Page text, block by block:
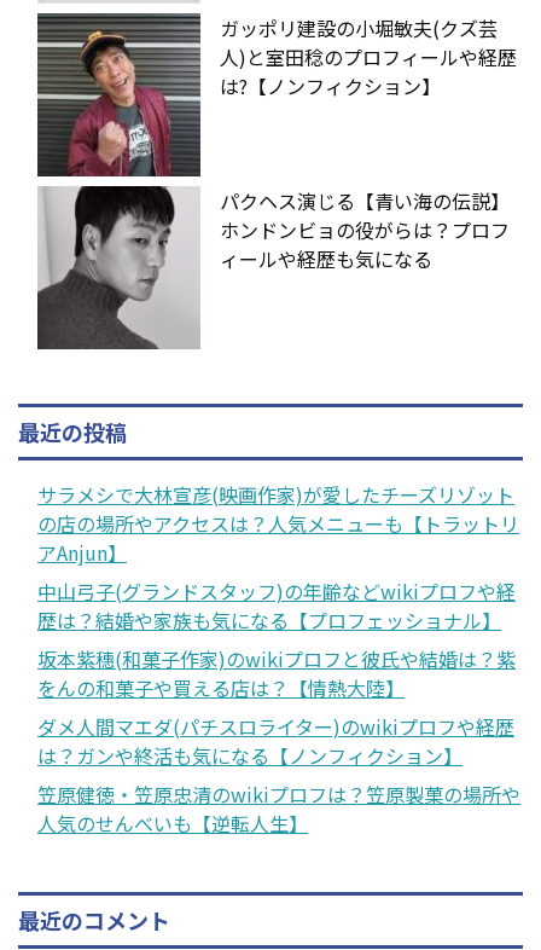
ガッポリ建設の小堀敏夫(クズ芸
人)と室田稔のプロフィールや経歴
は?【ノンフィクション】
パクヘス演じる【青い海の伝説】
ホンドンビョの役がらは？プロフ
ィールや経歴も気になる
最近の投稿
サラメシで大林宣彦(映画作家)が愛したチーズリゾット
の店の場所やアクセスは？人気メニューも【トラットリ
アAnjun】
中山弓子(グランドスタッフ)の年齢などwikiプロフや経
歴は？結婚や家族も気になる【プロフェッショナル】
坂本紫穗(和菓子作家)のwikiプロフと彼氏や結婚は？紫
をんの和菓子や買える店は？【情熱大陸】
ダメ人間マエダ(パチスロライター)のwikiプロフや経歴
は？ガンや終活も気になる【ノンフィクション】
笠原健徳・笠原忠清のwikiプロフは？笠原製菓の場所や
人気のせんべいも【逆転人生】
最近のコメント